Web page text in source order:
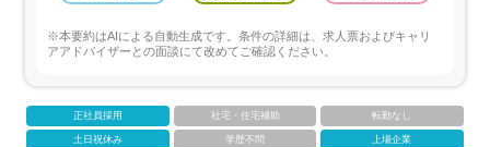
※本要約はAIによる自動生成です。条件の詳細は、求人票およびキャリ
アアドバイザーとの面談にて改めてご確認ください。
正社員採用 社宅・住宅補助 転勤なし
土日祝休み 学歴不問 上場企業